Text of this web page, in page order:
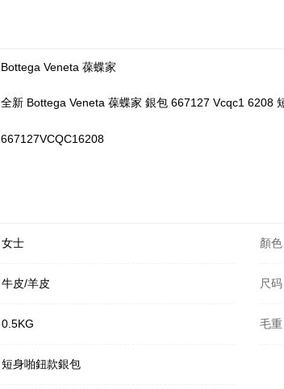
Bottega Veneta 葆蝶家
全新 Bottega Veneta 葆蝶家 銀包 667127 Vcqc1 6208
667127VCQC16208
女士 顏色
牛皮/羊皮 尺码
0.5KG 毛重
短身啪鈕款銀包